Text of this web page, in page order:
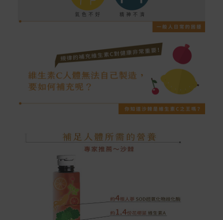
您可以於「我的訂單」內查詢訂單出貨狀態 (路徑：我的帳
實際的到貨時間依配合的物流商做安排，在無特殊狀況下
可在出貨後的兩個工作天內送達。
預購商品依商品頁面上的出貨時間安排，且有可能因實際
生產狀況有延後情況發生。
Acer旗下品牌商品保固期限與說明請參考此連結：http
非Acer旗下品牌商品保固依各商品和之廠商有所不同，詳
情請參考商品說明。
服務信箱聯繫客服。
付款方式